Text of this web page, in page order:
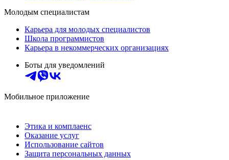
Молодым специалистам
Карьера для молодых специалистов
Школа программистов
Карьера в некоммерческих организациях
Боты для уведомлений
Мобильное приложение
Этика и комплаенс
Оказание услуг
Использование сайтов
Защита персональных данных